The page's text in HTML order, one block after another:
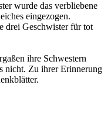
wurde das verbliebene
eingezogen.
drei Geschwister für tot
ihre Schwestern
nicht. Zu ihrer Erinnerung